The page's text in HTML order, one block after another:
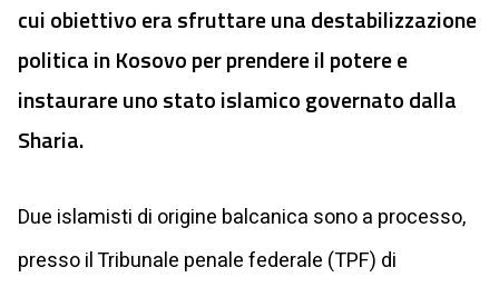
cui obiettivo era sfruttare una destabilizzazione
politica in Kosovo per prendere il potere e
instaurare uno stato islamico governato dalla
Sharia.
Due islamisti di origine balcanica sono a processo,
presso il Tribunale penale federale (TPF) di